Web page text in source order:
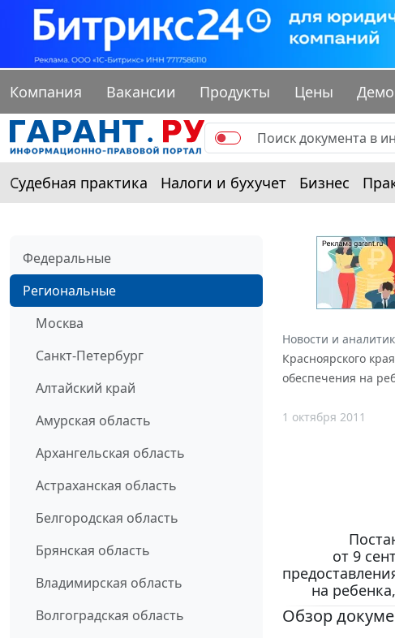
Компания Вакансии Продукты Цены Демо
Судебная практика Налоги и бухучет Бизнес
Федеральные
Региональные
Москва
Санкт-Петербург
Алтайский край
Амурская область
Архангельская область
Астраханская область
Белгородская область
Брянская область
Владимирская область
Волгоградская область
Новости и
Красноярского
обеспечения на
1 октября 2011
от 9
на
Обзор